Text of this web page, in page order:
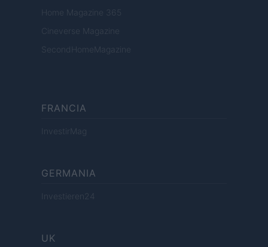
Home Magazine 365
Cineverse Magazine
SecondHomeMagazine
FRANCIA
InvestirMag
GERMANIA
Investieren24
UK